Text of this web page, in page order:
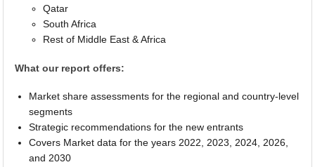
Qatar
South Africa
Rest of Middle East & Africa
What our report offers:
Market share assessments for the regional and country-level
segments
Strategic recommendations for the new entrants
Covers Market data for the years 2022, 2023, 2024, 2026,
and 2030